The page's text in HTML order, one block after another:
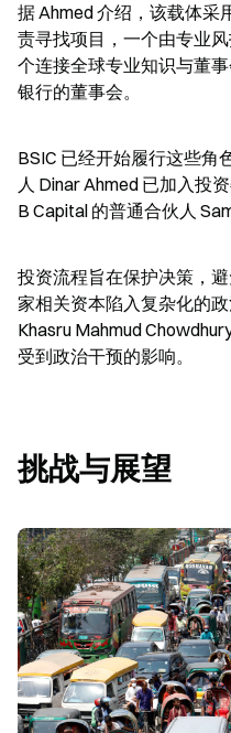
据 Ahmed 介绍，该载体采
责寻找项目，一个由专业
个连接全球专业知识与董
银行的董事会。
BSIC 已经开始履行这些角
人 Dinar Ahmed 已加入投
B Capital 的普通合伙人
投资流程旨在保护决策，
家相关资本陷入复杂化的
Khasru Mahmud
受到政治干预的影响。
挑战与展望